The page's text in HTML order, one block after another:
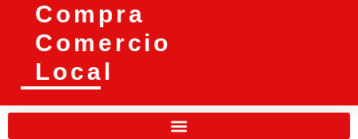
Compra
Comercio
Local